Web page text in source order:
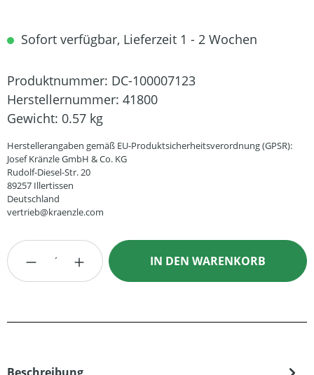
Sofort verfügbar, Lieferzeit 1 - 2 Wochen
Produktnummer: DC-100007123
Herstellernummer: 41800
Gewicht: 0.57 kg
Herstellerangaben gemäß EU-Produktsicherheitsverordnung (GPSR):
Josef Kränzle GmbH & Co. KG
Rudolf-Diesel-Str. 20
89257 Illertissen
Deutschland
vertrieb@kraenzle.com
Produkt Anzahl: Gib den gewünschten
IN DEN WARENKORB